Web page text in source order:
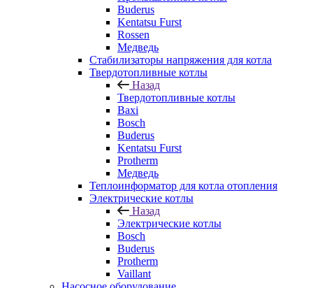
Buderus
Kentatsu Furst
Rossen
Медведь
Стабилизаторы напряжения для котла
Твердотопливные котлы
Назад
Твердотопливные котлы
Baxi
Bosch
Buderus
Kentatsu Furst
Protherm
Медведь
Теплоинформатор для котла отопления
Электрические котлы
Назад
Электрические котлы
Bosch
Buderus
Protherm
Vaillant